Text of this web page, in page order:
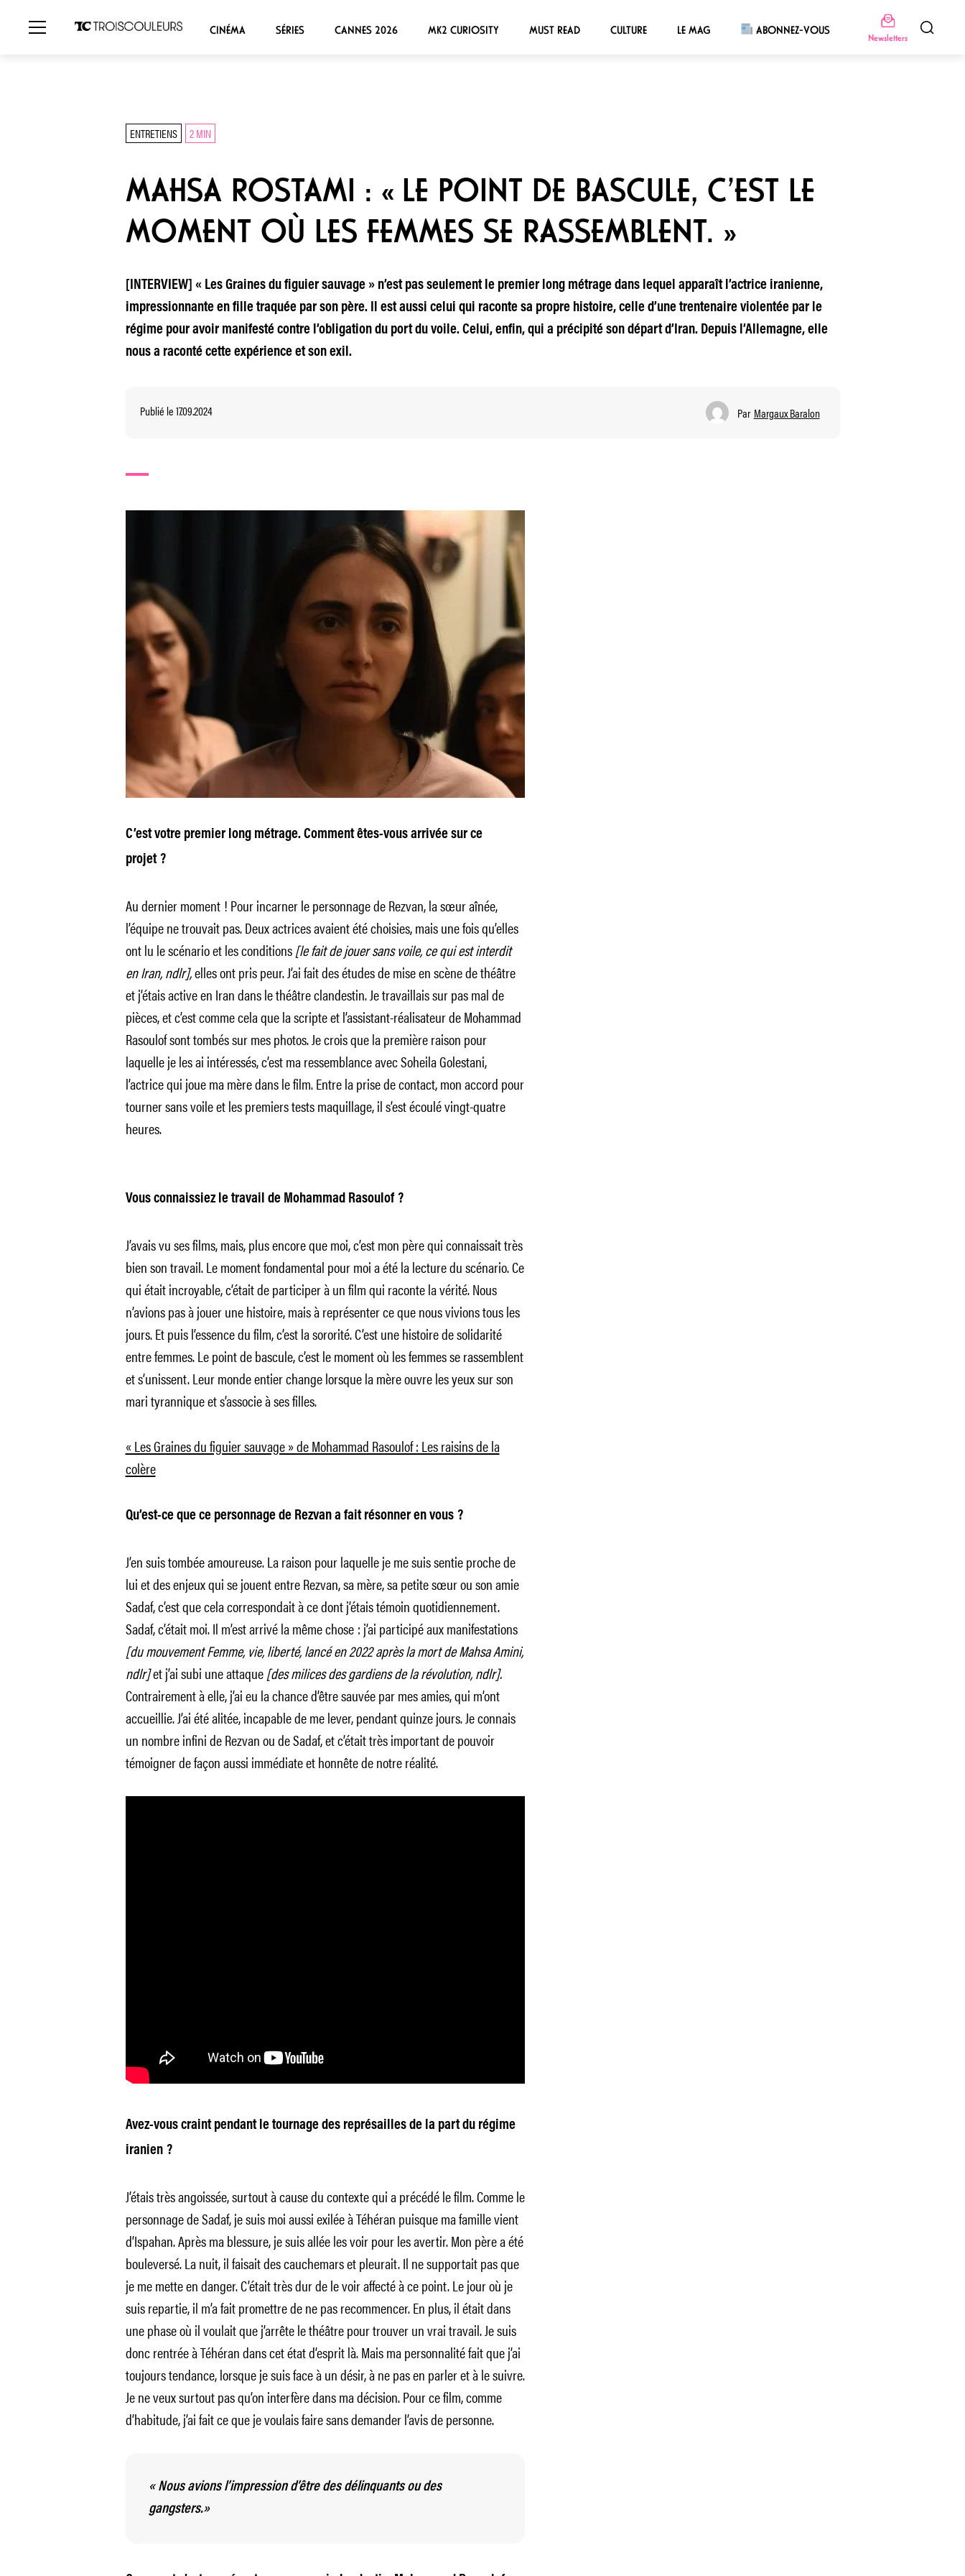
CINÉMA SÉRIES CANNES 2026 MK2 CURIOSITY MUST READ CULTURE LE MAG ABONNEZ-VOUS
Newsletters
ENTRETIENS 2 MIN
MAHSA ROSTAMI : « LE POINT DE BASCULE, C’EST LE
MOMENT OÙ LES FEMMES SE RASSEMBLENT. »
[INTERVIEW] « Les Graines du figuier sauvage » n’est pas seulement le premier long métrage dans lequel apparaît l’actrice iranienne,
impressionnante en fille traquée par son père. Il est aussi celui qui raconte sa propre histoire, celle d’une trentenaire violentée par le
régime pour avoir manifesté contre l’obligation du port du voile. Celui, enfin, qui a précipité son départ d’Iran. Depuis l’Allemagne, elle
nous a raconté cette expérience et son exil.
Publié le 17.09.2024 Par Margaux Baralon
C’est votre premier long métrage. Comment êtes-vous arrivée sur ce
projet ?
Au dernier moment ! Pour incarner le personnage de Rezvan, la sœur aînée,
l’équipe ne trouvait pas. Deux actrices avaient été choisies, mais une fois qu’elles
ont lu le scénario et les conditions[le fait de jouer sans voile, ce qui est interdit
en Iran, ndlr],elles ont pris peur. J’ai fait des études de mise en scène de théâtre
et j’étais active en Iran dans le théâtre clandestin. Je travaillais sur pas mal de
pièces, et c’est comme cela que la scripte et l’assistant-réalisateur de Mohammad
Rasoulof sont tombés sur mes photos. Je crois que la première raison pour
laquelle je les ai intéressés, c’est ma ressemblance avec Soheila Golestani,
l’actrice qui joue ma mère dans le film. Entre la prise de contact, mon accord pour
tourner sans voile et les premiers tests maquillage, il s’est écoulé vingt-quatre
heures.
Vous connaissiez le travail de Mohammad Rasoulof ?
J’avais vu ses films, mais, plus encore que moi, c’est mon père qui connaissait très
bien son travail. Le moment fondamental pour moi a été la lecture du scénario. Ce
qui était incroyable, c’était de participer à un film qui raconte la vérité. Nous
n’avions pas à jouer une histoire, mais à représenter ce que nous vivions tous les
jours. Et puis l’essence du film, c’est la sororité. C’est une histoire de solidarité
entre femmes. Le point de bascule, c’est le moment où les femmes se rassemblent
et s’unissent. Leur monde entier change lorsque la mère ouvre les yeux sur son
mari tyrannique et s’associe à ses filles.
« Les Graines du figuier sauvage » de Mohammad Rasoulof : Les raisins de la
colère
Qu’est-ce que ce personnage de Rezvan a fait résonner en vous ?
J’en suis tombée amoureuse. La raison pour laquelle je me suis sentie proche de
lui et des enjeux qui se jouent entre Rezvan, sa mère, sa petite sœur ou son amie
Sadaf, c’est que cela correspondait à ce dont j’étais témoin quotidiennement.
Sadaf, c’était moi. Il m’est arrivé la même chose : j’ai participé aux manifestations
[du mouvement Femme, vie, liberté, lancé en 2022 après la mort de Mahsa Amini,
ndlr]et j’ai subi une attaque[des milices des gardiens de la révolution, ndlr].
Contrairement à elle, j’ai eu la chance d’être sauvée par mes amies, qui m’ont
accueillie. J’ai été alitée, incapable de me lever, pendant quinze jours. Je connais
un nombre infini de Rezvan ou de Sadaf, et c’était très important de pouvoir
témoigner de façon aussi immédiate et honnête de notre réalité.
Avez-vous craint pendant le tournage des représailles de la part du régime
iranien ?
J’étais très angoissée, surtout à cause du contexte qui a précédé le film. Comme le
personnage de Sadaf, je suis moi aussi exilée à Téhéran puisque ma famille vient
d’Ispahan. Après ma blessure, je suis allée les voir pour les avertir. Mon père a été
bouleversé. La nuit, il faisait des cauchemars et pleurait. Il ne supportait pas que
je me mette en danger. C’était très dur de le voir affecté à ce point. Le jour où je
suis repartie, il m’a fait promettre de ne pas recommencer. En plus, il était dans
une phase où il voulait que j’arrête le théâtre pour trouver un vrai travail. Je suis
donc rentrée à Téhéran dans cet état d’esprit là. Mais ma personnalité fait que j’ai
toujours tendance, lorsque je suis face à un désir, à ne pas en parler et à le suivre.
Je ne veux surtout pas qu’on interfère dans ma décision. Pour ce film, comme
d’habitude, j’ai fait ce que je voulais faire sans demander l’avis de personne.
« Nous avions l’impression d’être des délinquants ou des
gangsters.»